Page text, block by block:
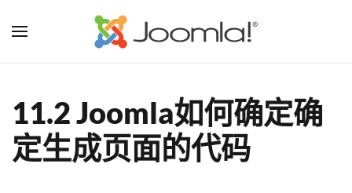
11.2 Joomla如何确定确
定生成页面的代码